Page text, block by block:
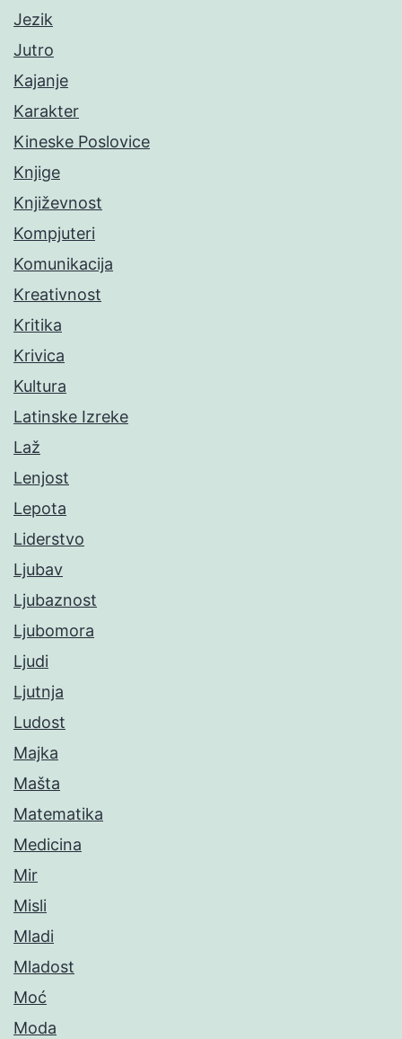
Jezik
Jutro
Kajanje
Karakter
Kineske Poslovice
Knjige
Književnost
Kompjuteri
Komunikacija
Kreativnost
Kritika
Krivica
Kultura
Latinske Izreke
Laž
Lenjost
Lepota
Liderstvo
Ljubav
Ljubaznost
Ljubomora
Ljudi
Ljutnja
Ludost
Majka
Mašta
Matematika
Medicina
Mir
Misli
Mladi
Mladost
Moć
Moda